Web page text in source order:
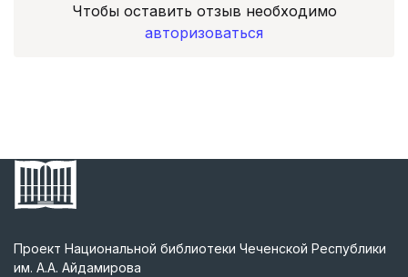
Чтобы оставить отзыв необходимо
авторизоваться
Проект Национальной библиотеки Чеченской Республики
им. А.А. Айдамирова